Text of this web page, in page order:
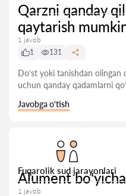
Qarzni qanday
qaytarish
1 javob
1
131
Do‘st yoki tanishdan olingan
uchun qanday qadamlarni
Javobga o‘tish
Fuqarolik sud jarayonlari
Alument
1 javob